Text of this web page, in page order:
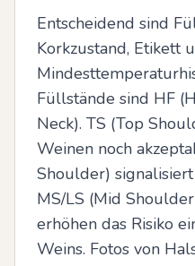
Entscheidend sind
Korkzustand, Etikett
Füllstände sind HF
Neck). TS (Top
Weinen noch
Shoulder)
MS/LS (Mid
erhöhen das Risiko
Weins. Fotos von